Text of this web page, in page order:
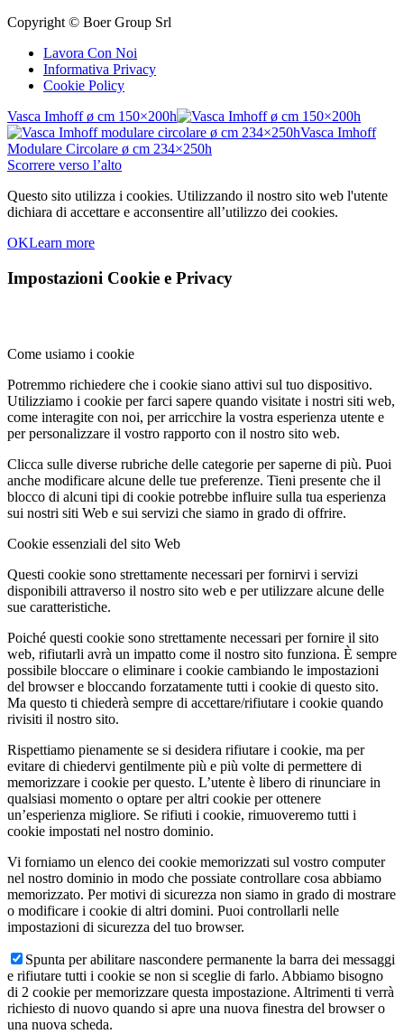
Copyright © Boer Group Srl
Lavora Con Noi
Informativa Privacy
Cookie Policy
Vasca Imhoff ø cm 150×200h
Vasca Imhoff
Modulare Circolare ø cm 234×250h
Scorrere verso l’alto
Questo sito utilizza i cookies. Utilizzando il nostro sito web l'utente
dichiara di accettare e acconsentire all’utilizzo dei cookies.
OKLearn more
Impostazioni Cookie e Privacy
Come usiamo i cookie
Potremmo richiedere che i cookie siano attivi sul tuo dispositivo.
Utilizziamo i cookie per farci sapere quando visitate i nostri siti web,
come interagite con noi, per arricchire la vostra esperienza utente e
per personalizzare il vostro rapporto con il nostro sito web.
Clicca sulle diverse rubriche delle categorie per saperne di più. Puoi
anche modificare alcune delle tue preferenze. Tieni presente che il
blocco di alcuni tipi di cookie potrebbe influire sulla tua esperienza
sui nostri siti Web e sui servizi che siamo in grado di offrire.
Cookie essenziali del sito Web
Questi cookie sono strettamente necessari per fornirvi i servizi
disponibili attraverso il nostro sito web e per utilizzare alcune delle
sue caratteristiche.
Poiché questi cookie sono strettamente necessari per fornire il sito
web, rifiutarli avrà un impatto come il nostro sito funziona. È sempre
possibile bloccare o eliminare i cookie cambiando le impostazioni
del browser e bloccando forzatamente tutti i cookie di questo sito.
Ma questo ti chiederà sempre di accettare/rifiutare i cookie quando
rivisiti il nostro sito.
Rispettiamo pienamente se si desidera rifiutare i cookie, ma per
evitare di chiedervi gentilmente più e più volte di permettere di
memorizzare i cookie per questo. L’utente è libero di rinunciare in
qualsiasi momento o optare per altri cookie per ottenere
un’esperienza migliore. Se rifiuti i cookie, rimuoveremo tutti i
cookie impostati nel nostro dominio.
Vi forniamo un elenco dei cookie memorizzati sul vostro computer
nel nostro dominio in modo che possiate controllare cosa abbiamo
memorizzato. Per motivi di sicurezza non siamo in grado di mostrare
o modificare i cookie di altri domini. Puoi controllarli nelle
impostazioni di sicurezza del tuo browser.
Spunta per abilitare nascondere permanente la barra dei messaggi
e rifiutare tutti i cookie se non si sceglie di farlo. Abbiamo bisogno
di 2 cookie per memorizzare questa impostazione. Altrimenti ti verrà
richiesto di nuovo quando si apre una nuova finestra del browser o
una nuova scheda.